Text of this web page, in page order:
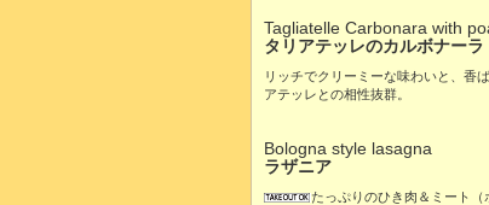
Tagliatelle Carbonara with
タリアテッレのカルボナー
リッチでクリーミーな味わいと、香
アテッレとの相性抜群。
Bologna style lasagna
ラザニア
たっぷりのひき肉＆ミート